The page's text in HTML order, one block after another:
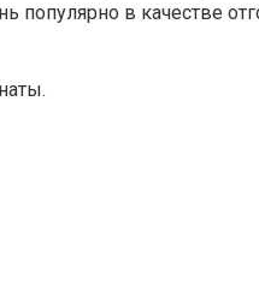
популярно в качестве